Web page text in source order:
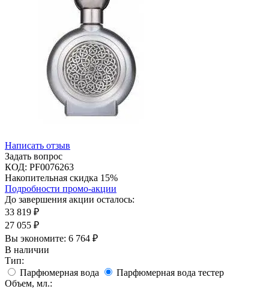
Написать отзыв
Задать вопрос
КОД: PF0076263
Накопительная скидка 15%
Подробности промо-акции
До завершения акции осталось:
33 819 ₽
27 055 ₽
Вы экономите: 6 764 ₽
В наличии
Тип:
Парфюмерная вода
Парфюмерная вода тестер
Объем, мл.: